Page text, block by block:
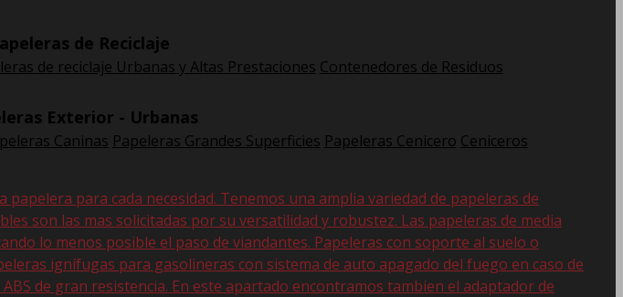
de Reciclaje
de reciclaje Urbanas y Altas Prestaciones Contenedores de Residuos
Exterior - Urbanas
Caninas Papeleras Grandes Superficies Papeleras Cenicero Ceniceros
para cada necesidad. Tenemos una amplia variedad de papeleras de
son las mas solicitadas por su versatilidad y robustez. Las papeleras de media
lo menos posible el paso de viandantes. Papeleras con soporte al suelo o
ignífugas para gasolineras con sistema de auto apagado del fuego en caso de
de gran resistencia. En este apartado encontramos tambien el adaptador de